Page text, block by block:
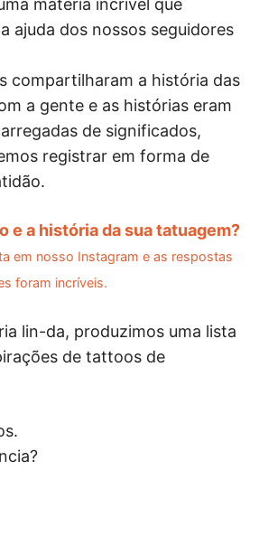
matéria incrível que
ajuda dos nossos seguidores
compartilharam a história das
a gente e as histórias eram
de significados,
registrar em forma de
e a história da sua tatuagem?
em nosso Instagram e as respostas
foram incríveis.
lin-da, produzimos uma lista
de tattoos de